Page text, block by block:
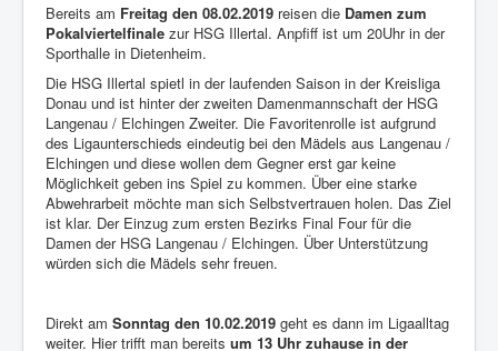
Bereits am Freitag den 08.02.2019 reisen die Damen zum
Pokalviertelfinale zur HSG Illertal. Anpfiff ist um 20Uhr in der
Sporthalle in Dietenheim.
Die HSG Illertal spietl in der laufenden Saison in der Kreisliga
Donau und ist hinter der zweiten Damenmannschaft der HSG
Langenau / Elchingen Zweiter. Die Favoritenrolle ist aufgrund
des Ligaunterschieds eindeutig bei den Mädels aus Langenau /
Elchingen und diese wollen dem Gegner erst gar keine
Möglichkeit geben ins Spiel zu kommen. Über eine starke
Abwehrarbeit möchte man sich Selbstvertrauen holen. Das Ziel
ist klar. Der Einzug zum ersten Bezirks Final Four für die
Damen der HSG Langenau / Elchingen. Über Unterstützung
würden sich die Mädels sehr freuen.
Direkt am Sonntag den 10.02.2019 geht es dann im Ligaalltag
weiter. Hier trifft man bereits um 13 Uhr zuhause in der